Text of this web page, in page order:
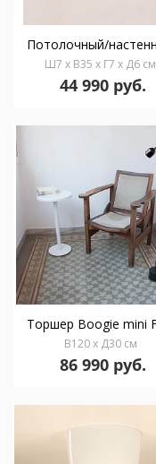
Ш7 x В35 x Г7 x Д6 см
44 990 руб.
В120 x Д30 см
86 990 руб.